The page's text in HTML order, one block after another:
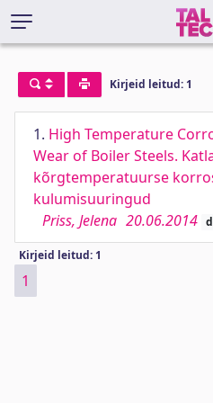
Kirjeid leitud: 1
1. High Temperature
Wear of Boiler Steels.
kõrgtemperatuurse
kulumisuuringud
Priss, Jelena 20.06.2014
Kirjeid leitud: 1
1